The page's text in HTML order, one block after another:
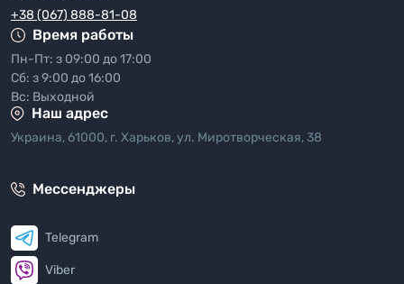
+38 (067) 888-81-08
Время работы
Пн-Пт: з 09:00 до 17:00
Сб: з 9:00 до 16:00
Вс: Выходной
Наш адрес
Украина, 61000, г. Харьков, ул. Миротворческая, 38
Мессенджеры
Telegram
Viber